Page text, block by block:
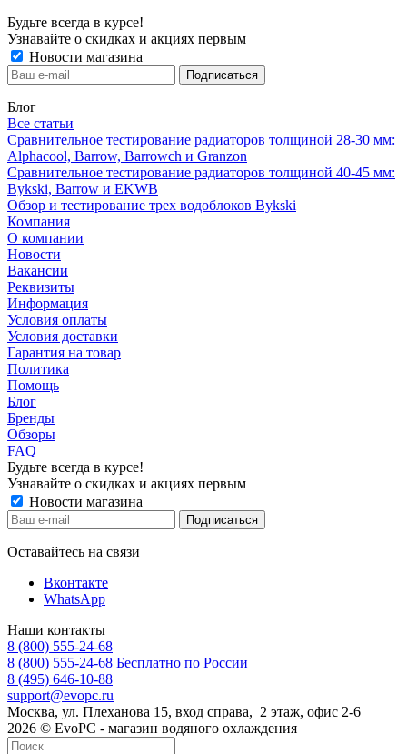
Будьте всегда в курсе!
Узнавайте о скидках и акциях первым
Новости магазина
Блог
Все статьи
Сравнительное тестирование радиаторов толщиной 28-30 мм:
Alphacool, Barrow, Barrowch и Granzon
Сравнительное тестирование радиаторов толщиной 40-45 мм:
Bykski, Barrow и EKWB
Обзор и тестирование трех водоблоков Bykski
Компания
О компании
Новости
Вакансии
Реквизиты
Информация
Условия оплаты
Условия доставки
Гарантия на товар
Политика
Помощь
Блог
Бренды
Обзоры
FAQ
Будьте всегда в курсе!
Узнавайте о скидках и акциях первым
Новости магазина
Оставайтесь на связи
Вконтакте
WhatsApp
Наши контакты
8 (800) 555-24-68
8 (800) 555-24-68 Бесплатно по России
8 (495) 646-10-88
support@evopc.ru
Москва, ул. Плеханова 15, вход справа, 2 этаж, офис 2-6
2026 © EvoPC - магазин водяного охлаждения